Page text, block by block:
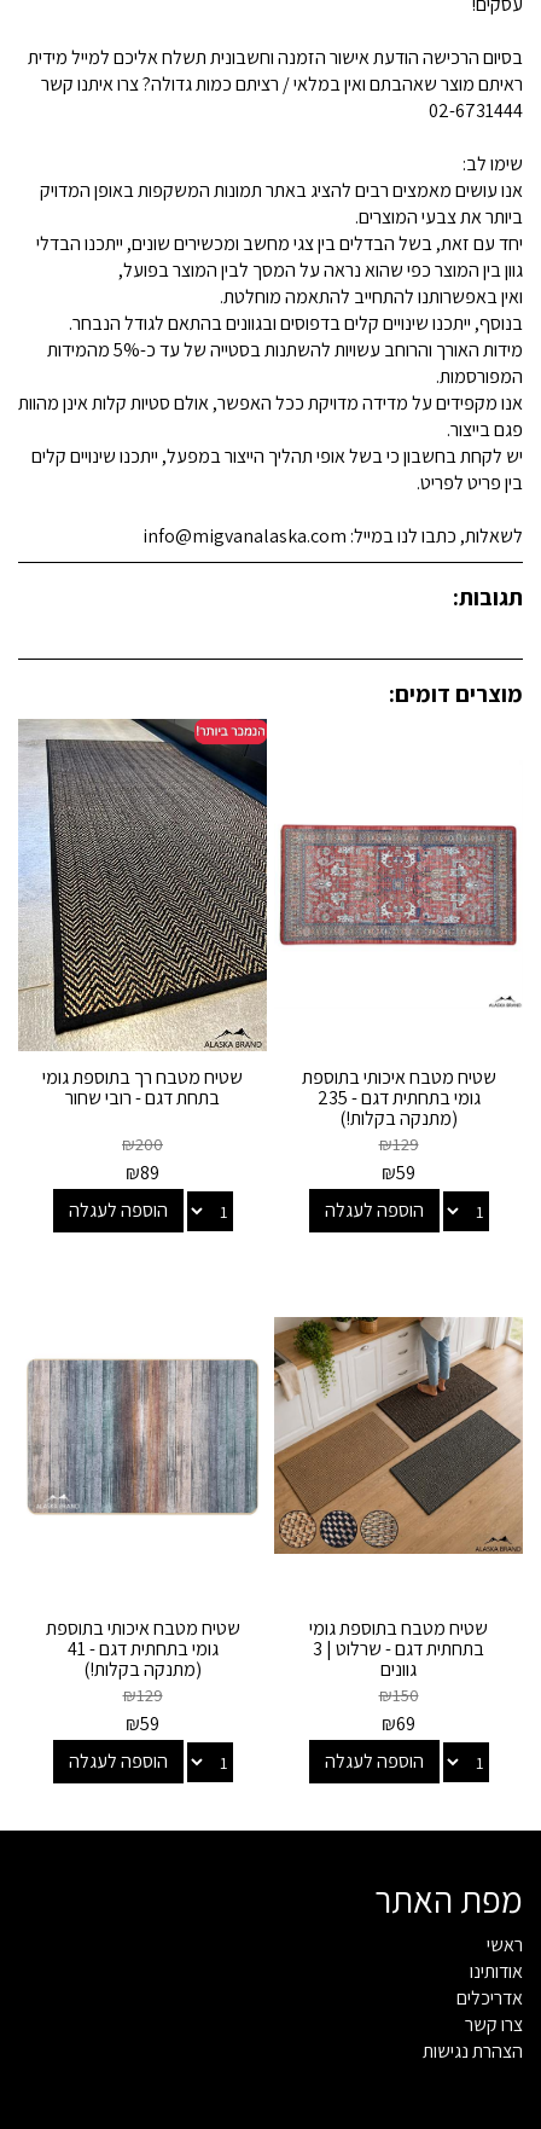
בסיום הרכישה הודעת אישור הזמנה וחשבונית תשלח אליכם למייל מידית
ראיתם מוצר שאהבתם ואין במלאי / רציתם כמות גדולה? צרו איתנו קשר
02-6731444
שימו לב:
אנו עושים מאמצים רבים להציג באתר תמונות המשקפות באופן המדויק
ביותר את צבעי המוצרים.
יחד עם זאת, בשל הבדלים בין צגי מחשב ומכשירים שונים, ייתכנו הבדלי
גוון בין המוצר כפי שהוא נראה על המסך לבין המוצר בפועל,
ואין באפשרותנו להתחייב להתאמה מוחלטת.
בנוסף, ייתכנו שינויים קלים בדפוסים ובגוונים בהתאם לגודל הנבחר.
מידות האורך והרוחב עשויות להשתנות בסטייה של עד כ-5% מהמידות
המפורסמות.
אנו מקפידים על מדידה מדויקת ככל האפשר, אולם סטיות קלות אינן מהוות
פגם בייצור.
יש לקחת בחשבון כי בשל אופי תהליך הייצור במפעל, ייתכנו שינויים קלים
בין פריט לפריט.
לשאלות, כתבו לנו במייל: info@migvanalaska.com
תגובות:
מוצרים דומים:
שטיח מטבח איכותי בתוספת
גומי בתחתית דגם - 235
(מתנקה בקלות!)
₪129
₪59
הוספה לעגלה
שטיח מטבח רך בתוספת גומי
בתחת דגם - רובי שחור
₪200
₪89
הוספה לעגלה
שטיח מטבח בתוספת גומי
בתחתית דגם - שרלוט | 3
גוונים
₪150
₪69
הוספה לעגלה
שטיח מטבח איכותי בתוספת
גומי בתחתית דגם - 41
(מתנקה בקלות!)
₪129
₪59
הוספה לעגלה
מפת האתר
ראשי
אודותינו
אדריכלים
צרו קשר
הצהרת נגישות